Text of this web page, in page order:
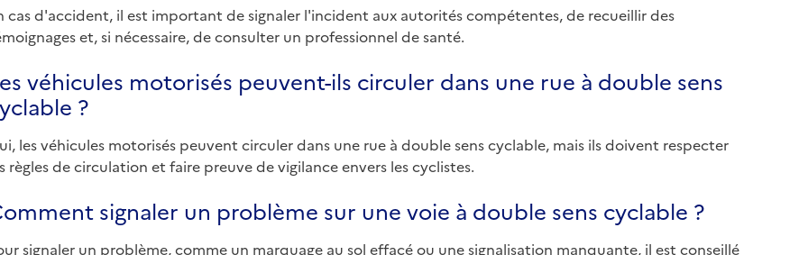
cas d'accident, il est important de signaler l'incident aux autorités compétentes, de recueillir des
et, si nécessaire, de consulter un professionnel de santé.
véhicules motorisés peuvent-ils circuler dans une rue à double sens
?
les véhicules motorisés peuvent circuler dans une rue à double sens cyclable, mais ils doivent respecter
règles de circulation et faire preuve de vigilance envers les cyclistes.
signaler un problème sur une voie à double sens cyclable ?
signaler un problème, comme un marquage au sol effacé ou une signalisation manquante, il est conseillé